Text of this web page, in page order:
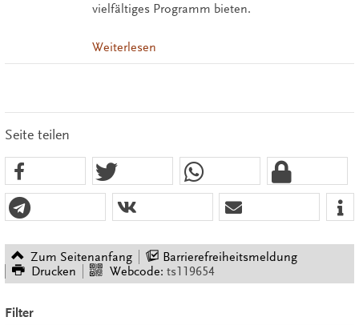
vielfältiges Programm bieten.
Weiterlesen
Seite teilen
Zum Seitenanfang
Barrierefreiheitsmeldung
Drucken
Webcode: ts119654
Filter